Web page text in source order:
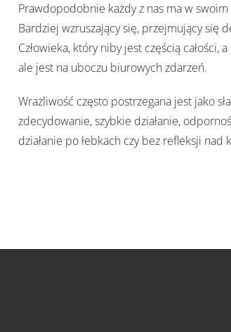
Prawdopodobnie każdy z nas ma w
Bardziej wzruszający się, przejmujący się
Człowieka, który niby jest częścią
ale jest na uboczu biurowych zdarzeń.
Wrażliwość często postrzegana jest jako
zdecydowanie, szybkie działanie,
działanie po łebkach czy bez refleksji nad